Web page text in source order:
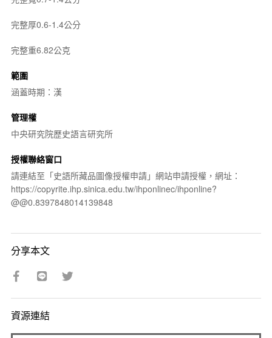
完整厚0.6-1.4公分
完整重6.82公克
範圍
涵蓋時期：漢
管理權
中央研究院歷史語言研究所
授權聯絡窗口
請連結至「史語所藏品圖像授權申請」網站申請授權，網址：
https://copyrite.ihp.sinica.edu.tw/ihponlinec/ihponline?
@@0.8397848014139848
分享本文
資源連結